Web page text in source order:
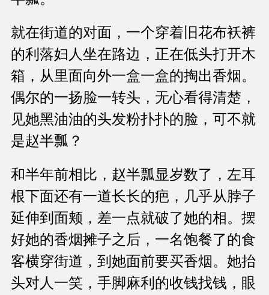
就在街道的对面，一个穿着旧花布袄裤
的利落妇人坐在路边，正在低头打开木
箱，从里面向外一盒一盒的掏出香烟。
偶尔的一扬脸一转头，无心看得清楚，
见她黑油油的头发粉扑扑的脸，可不就
是赵半瓢？
和半年前相比，赵半瓢显岁数了，左耳
根下面还有一道长长的疤，几乎从脖子
延伸到面颊，差一点就破了她的相。摆
好她的香烟摊子之后，一名饱餐了的食
客横穿街道，到她面前要买香烟。她抬
头对人一笑，手脚麻利的收钱找钱，眼